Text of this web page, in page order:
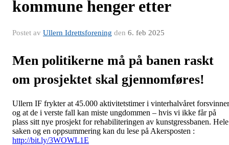
kommune henger etter
Postet av Ullern Idrettsforening den 6. feb 2025
Men politikerne må på banen raskt
om prosjektet skal gjennomføres!
Ullern IF frykter at 45.000 aktivitetstimer i vinterhalvåret forsvinner
og at de i verste fall kan miste ungdommen – hvis vi ikke får på
plass sitt nye prosjekt for rehabiliteringen av kunstgressbanen. Hele
saken og en oppsummering kan du lese på Akersposten :
http://bit.ly/3WOWL1E